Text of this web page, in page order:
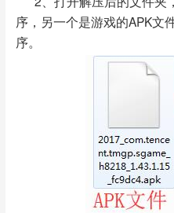
序，另一个是游戏的APK文
序。